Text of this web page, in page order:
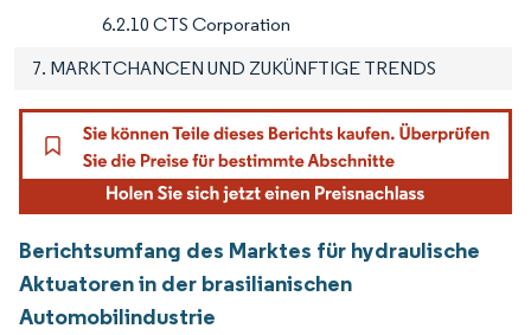
6.2.10 CTS Corporation
7. MARKTCHANCEN UND ZUKÜNFTIGE TRENDS
Berichtsumfang des Marktes für hydraulische
Aktuatoren in der brasilianischen
Automobilindustrie